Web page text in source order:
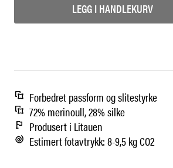
LEGG I HANDLEKURV
Forbedret passform og slitestyrke
72% merinoull, 28% silke
Produsert i Litauen
Estimert fotavtrykk: 8-9,5 kg CO2